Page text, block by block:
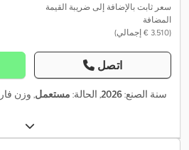
سعر ثابت بالإضافة إلى ضريبة القيمة
المضافة
(‏3.510 € إجمالي)
اتصل
سنة الصنع:2026, الحالة: مستعمل, وزن